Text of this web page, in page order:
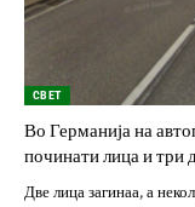
СВЕТ
Во Германија на
починати лица и три
Две лица загинаа, а